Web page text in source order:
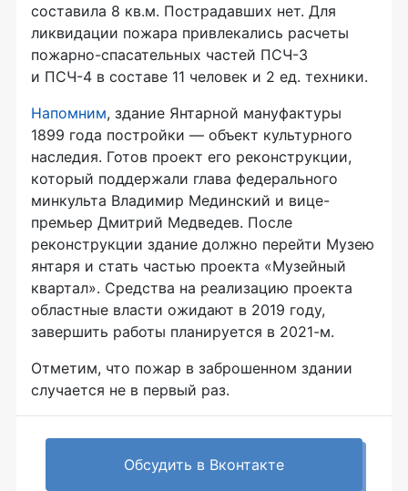
составила 8 кв.м. Пострадавших нет. Для
ликвидации пожара привлекались расчеты
пожарно-спасательных частей ПСЧ-3
и ПСЧ-4 в составе 11 человек и 2 ед. техники.
Напомним, здание Янтарной мануфактуры
1899 года постройки — объект культурного
наследия. Готов проект его реконструкции,
который поддержали глава федерального
минкульта Владимир Мединский и вице-
премьер Дмитрий Медведев. После
реконструкции здание должно перейти Музею
янтаря и стать частью проекта «Музейный
квартал». Средства на реализацию проекта
областные власти ожидают в 2019 году,
завершить работы планируется в 2021-м.
Отметим, что пожар в заброшенном здании
случается не в первый раз.
Обсудить в Вконтакте